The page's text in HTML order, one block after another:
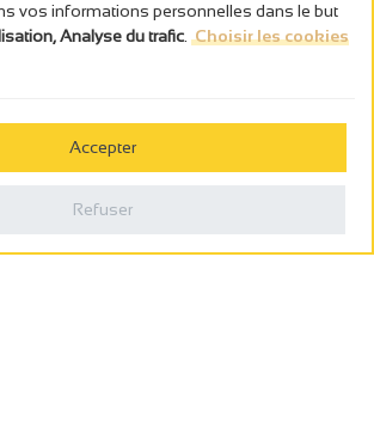
dangereux pour la santé, à consommer avec
vos informations personnelles dans le but
Analyse du trafic Choisir les cookies
Accepter
Refuser